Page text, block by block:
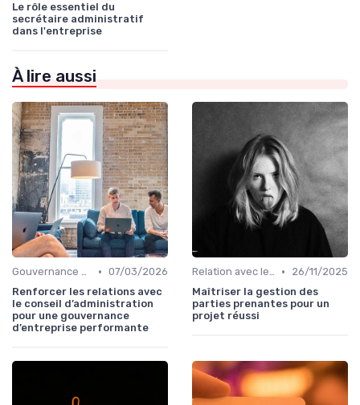
Le rôle essentiel du
secrétaire administratif
dans l'entreprise
À lire aussi
Gouvernance d’entreprise • 07/03/2026
Renforcer les relations avec
le conseil d’administration
pour une gouvernance
d’entreprise performante
Relation avec les actionnaires & investisseurs •
26/11/2025
Maîtriser la gestion des
parties prenantes pour un
projet réussi